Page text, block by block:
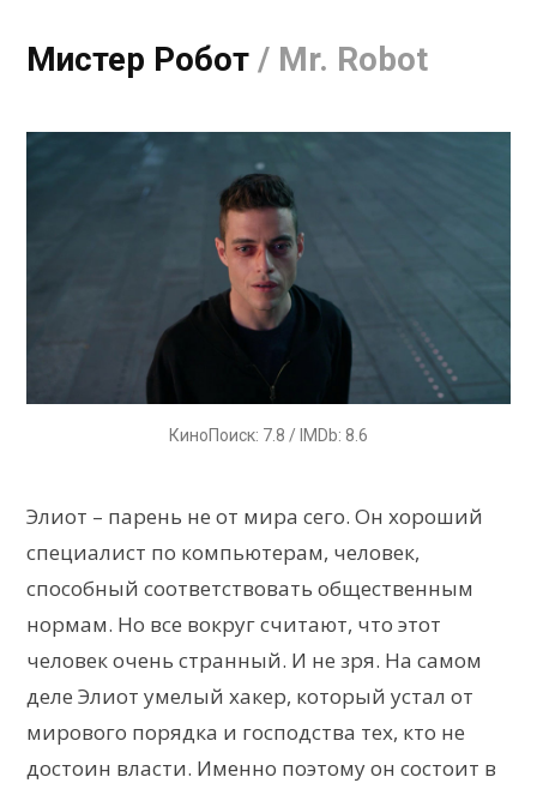
Мистер Робот / Mr. Robot
КиноПоиск: 7.8 / IMDb: 8.6
Элиот – парень не от мира сего. Он хороший
специалист по компьютерам, человек,
способный соответствовать общественным
нормам. Но все вокруг считают, что этот
человек очень странный. И не зря. На самом
деле Элиот умелый хакер, который устал от
мирового порядка и господства тех, кто не
достоин власти. Именно поэтому он состоит в